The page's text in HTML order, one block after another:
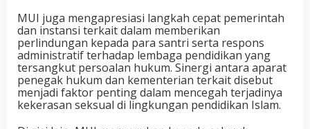
MUI juga mengapresiasi langkah cepat pemerintah
dan instansi terkait dalam memberikan
perlindungan kepada para santri serta respons
administratif terhadap lembaga pendidikan yang
tersangkut persoalan hukum. Sinergi antara aparat
penegak hukum dan kementerian terkait disebut
menjadi faktor penting dalam mencegah terjadinya
kekerasan seksual di lingkungan pendidikan Islam.